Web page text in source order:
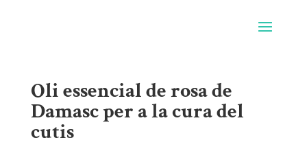
Oli essencial de rosa de
Damasc per a la cura del
cutis